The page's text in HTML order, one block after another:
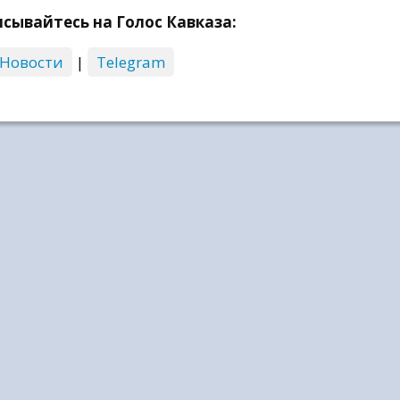
на Голос Кавказа:
| Telegram